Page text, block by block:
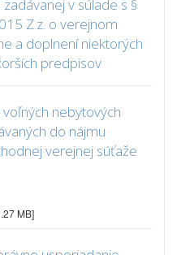
v súlade s §
Z.z. o verejnom
a doplnení niektorých
predpisov
voľných nebytových
do nájmu
verejnej súťaže
MB]